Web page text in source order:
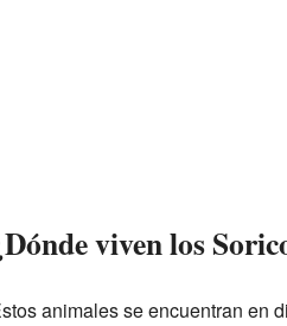
viven los
animales se encuentran en